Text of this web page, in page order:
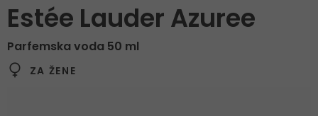
Estée Lauder Azuree
Parfemska voda 50 ml
ZA ŽENE